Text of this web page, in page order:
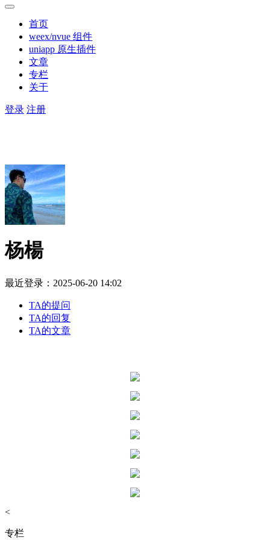
首页
weex/nvue 组件
uniapp 原生插件
文章
专栏
关于
登录 注册
杨楊
最近登录：2025-06-20 14:02
TA的提问
TA的回复
TA的文章
<
专栏